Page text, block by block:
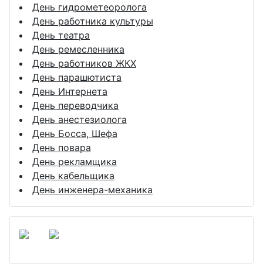
День гидрометеоролога
День работника культуры
День театра
День ремесленника
День работников ЖКХ
День парашютиста
День Интернета
День переводчика
День анестезиолога
День Босса, Шефа
День повара
День рекламщика
День кабельщика
День инженера-механика